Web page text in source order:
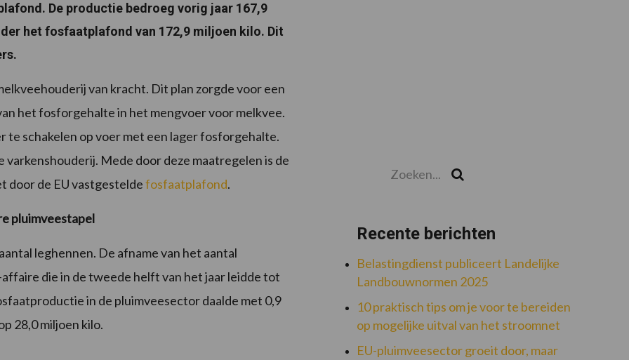
De productie bedroeg vorig jaar 167,9
het fosfaatplafond van 172,9 miljoen kilo. Dit
van kracht. Dit plan zorgde voor een
het fosforgehalte in het mengvoer voor melkvee.
schakelen op voer met een lager fosforgehalte.
Mede door deze maatregelen is de
door de EU vastgesteldefosfaatplafond.
pluimveestapel
leghennen. De afname van het aantal
die in de tweede helft van het jaar leidde tot
in de pluimveesector daalde met 0,9
28,0 miljoen kilo.
Recente berichten
Belastingdienst publiceert Landelijke
Landbouwnormen 2025
10 praktisch tips om je voor te bereiden
op mogelijke uitval van het stroomnet
EU-pluimveesector groeit door, maar